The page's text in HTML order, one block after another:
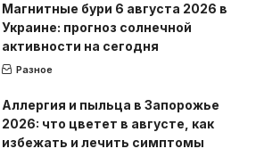
Магнитные бури 6 августа 2026 в
Украине: прогноз солнечной
активности на сегодня
Разное
Аллергия и пыльца в Запорожье
2026: что цветет в августе, как
избежать и лечить симптомы